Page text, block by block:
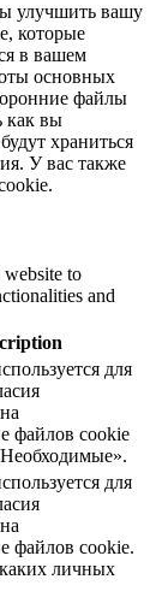
улучшить вашу
которые
в вашем
основных
файлы
как вы
храниться
У вас также
website to
and
для
файлов cookie
для
файлов cookie.
личных